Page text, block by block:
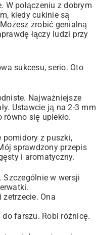
połączeniu z dobrym
kiedy cukinie są
zrobić genialną
łączy ludzi przy
sukcesu, serio. Oto
Najważniejsze
Ustawcie ją na 2-3 mm
się upiekło.
pomidory z puszki,
sprawdzony przepis
i aromatyczny.
w wersji
Ona
farszu. Robi różnicę.